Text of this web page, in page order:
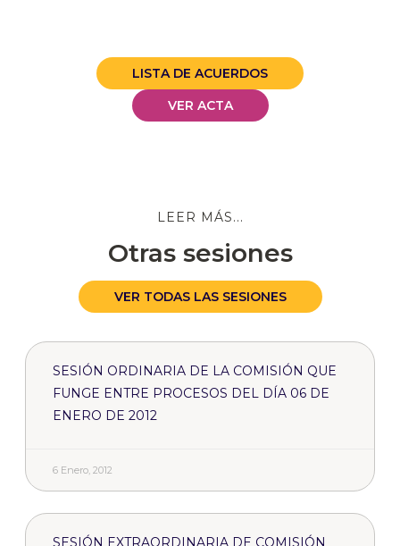
LISTA DE ACUERDOS
VER ACTA
LEER MÁS...
Otras sesiones
VER TODAS LAS SESIONES
SESIÓN ORDINARIA DE LA COMISIÓN QUE
FUNGE ENTRE PROCESOS DEL DÍA 06 DE
ENERO DE 2012
6 Enero, 2012
SESIÓN EXTRAORDINARIA DE COMISIÓN